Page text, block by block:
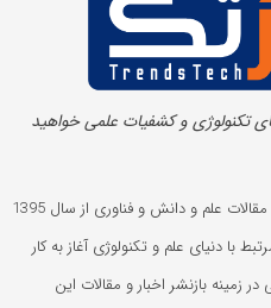
تکنولوژی و کشفیات علمی خواهید
ترندز تک، سیستم جامع بروزترین اخبار و مقالات علم و دانش و فناوری از سال 1395
با دنیای علم و تکنولوژی آغاز به کار
بازنشر اخبار و مقالات این